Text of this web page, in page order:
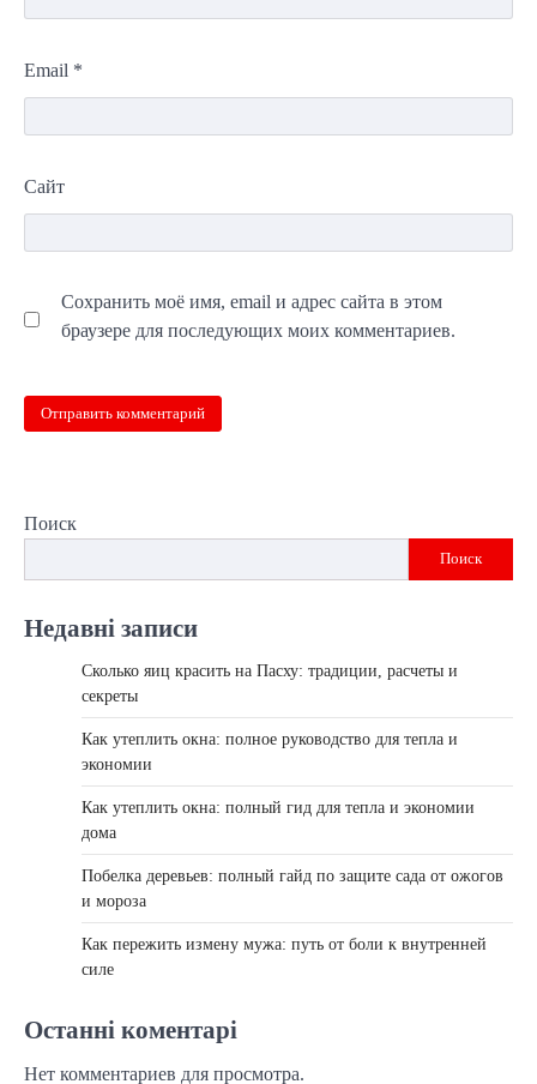
Email *
Сайт
Сохранить моё имя, email и адрес сайта в этом
браузере для последующих моих комментариев.
Поиск
Поиск
Недавні записи
Сколько яиц красить на Пасху: традиции, расчеты и
секреты
Как утеплить окна: полное руководство для тепла и
экономии
Как утеплить окна: полный гид для тепла и экономии
дома
Побелка деревьев: полный гайд по защите сада от ожогов
и мороза
Как пережить измену мужа: путь от боли к внутренней
силе
Останні коментарі
Нет комментариев для просмотра.